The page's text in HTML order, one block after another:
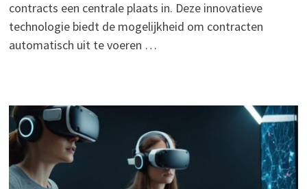
contracts een centrale plaats in. Deze innovatieve
technologie biedt de mogelijkheid om contracten
automatisch uit te voeren …